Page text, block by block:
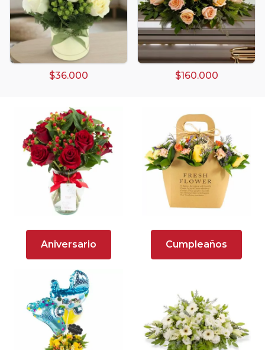
$36.000 $160.000
Aniversario Cumpleaños
Arreglos Florales
Arreglos florales amarillos
Arreglos florales de color rojo
Arreglos Florales en Florero
Arreglos florales en tono blanco
Arreglos florales en tono lila
Arreglos florales en tono naranja
Arreglos Florales para Aniversario
Arreglos florales para dar agradecimiento
Arreglos Florales para Defunciones
Arreglos Florales para Eventos
Arreglos florales románticos